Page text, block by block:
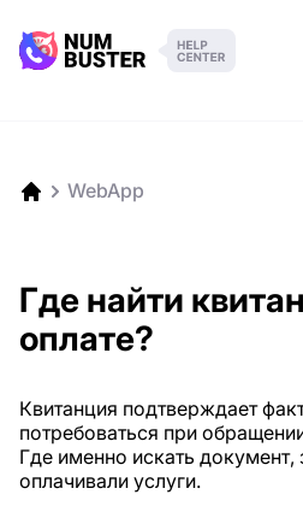
WebApp
Где найти
оплате?
Квитанция подтверждает
потребоваться при
Где именно искать документ,
оплачивали услуги.